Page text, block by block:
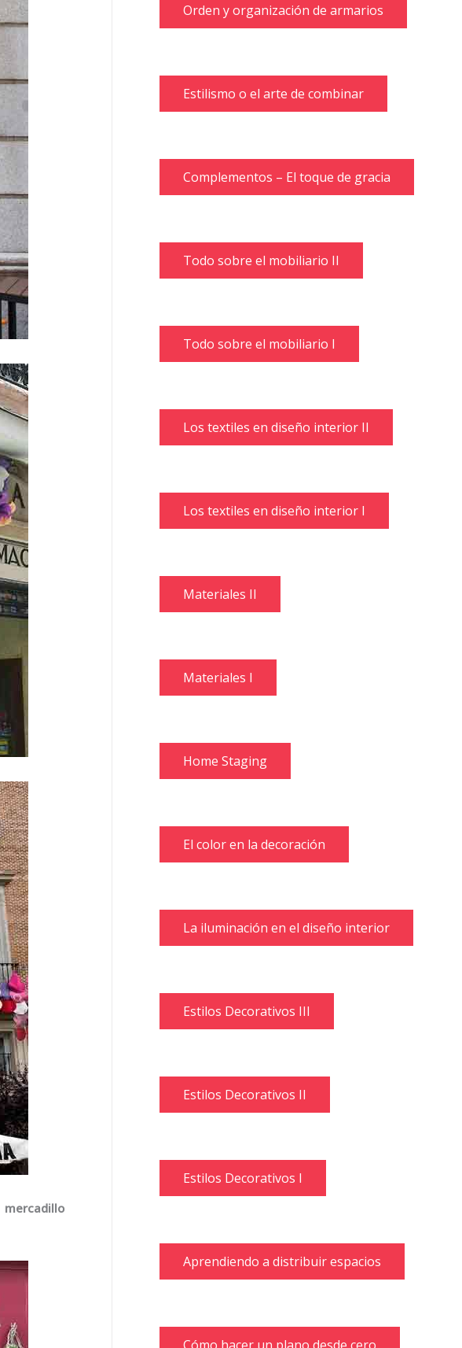
mercadillo
Orden y organización de armarios
Estilismo o el arte de combinar
Complementos – El toque de gracia
Todo sobre el mobiliario II
Todo sobre el mobiliario I
Los textiles en diseño interior II
Los textiles en diseño interior I
Materiales II
Materiales I
Home Staging
El color en la decoración
La iluminación en el diseño interior
Estilos Decorativos III
Estilos Decorativos II
Estilos Decorativos I
Aprendiendo a distribuir espacios